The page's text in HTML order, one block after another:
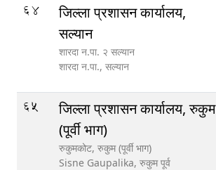
64
जिल्ला प्रशासन कार्यालय,
सल्यान
शारदा न.पा. २ सल्यान
शारदा न.पा., सल्यान
65
जिल्ला प्रशासन कार्यालय, रुकुम
(पूर्वी भाग)
रुकुमकोट, रुकुम (पूर्वी भाग)
Sisne Gaupalika, रुकुम पूर्व